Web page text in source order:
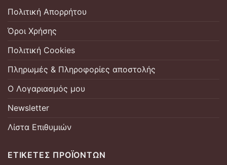
Πολιτική Απορρήτου
Όροι Χρήσης
Πολιτική Cookies
Πληρωμές & Πληροφορίες αποστολής
Ο Λογαριασμός μου
Newsletter
Λίστα Επιθυμιών
ΕΤΙΚΈΤΕΣ ΠΡΟΪΌΝΤΩΝ